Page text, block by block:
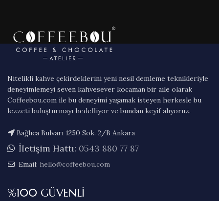
Nitelikli kahve çekirdeklerini yeni nesil demleme teknikleriyle
deneyimlemeyi seven kahvesever kocaman bir aile olarak
Coffeebou.com ile bu deneyimi yaşamak isteyen herkesle bu
lezzeti buluşturmayı hedefliyor ve bundan keyif alıyoruz.
Bağlıca Bulvarı 1250 Sok. 2/B Ankara
İletişim Hattı: 0543 880 77 87
Email: hello@coffeebou.com
%100 GÜVENLİ